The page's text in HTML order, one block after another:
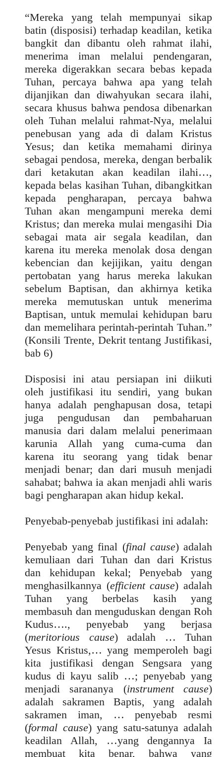
“Mereka yang telah mempunyai sikap
batin (disposisi) terhadap keadilan, ketika
bangkit dan dibantu oleh rahmat ilahi,
menerima iman melalui pendengaran,
mereka digerakkan secara bebas kepada
Tuhan, percaya bahwa apa yang telah
dijanjikan dan diwahyukan secara ilahi,
secara khusus bahwa pendosa dibenarkan
oleh Tuhan melalui rahmat-Nya, melalui
penebusan yang ada di dalam Kristus
Yesus; dan ketika memahami dirinya
sebagai pendosa, mereka, dengan berbalik
dari ketakutan akan keadilan ilahi…,
kepada belas kasihan Tuhan, dibangkitkan
kepada pengharapan, percaya bahwa
Tuhan akan mengampuni mereka demi
Kristus; dan mereka mulai mengasihi Dia
sebagai mata air segala keadilan, dan
karena itu mereka menolak dosa dengan
kebencian dan kejijikan, yaitu dengan
pertobatan yang harus mereka lakukan
sebelum Baptisan, dan akhirnya ketika
mereka memutuskan untuk menerima
Baptisan, untuk memulai kehidupan baru
dan memelihara perintah-perintah Tuhan.”
(Konsili Trente, Dekrit tentang Justifikasi,
bab 6)
Disposisi ini atau persiapan ini diikuti
oleh justifikasi itu sendiri, yang bukan
hanya adalah penghapusan dosa, tetapi
juga pengudusan dan pembaharuan
manusia dari dalam melalui penerimaan
karunia Allah yang cuma-cuma dan
karena itu seorang yang tidak benar
menjadi benar; dan dari musuh menjadi
sahabat; bahwa ia akan menjadi ahli waris
bagi pengharapan akan hidup kekal.
Penyebab-penyebab justifikasi ini adalah:
Penyebab yang final (final cause) adalah
kemuliaan dari Tuhan dan dari Kristus
dan kehidupan kekal; Penyebab yang
menghasilkannya (efficient cause) adalah
Tuhan yang berbelas kasih yang
membasuh dan menguduskan dengan Roh
Kudus…., penyebab yang berjasa
(meritorious cause) adalah … Tuhan
Yesus Kristus,… yang memperoleh bagi
kita justifikasi dengan Sengsara yang
kudus di kayu salib …; penyebab yang
menjadi sarananya (instrument cause)
adalah sakramen Baptis, yang adalah
sakramen iman, … penyebab resmi
(formal cause) yang satu-satunya adalah
keadilan Allah, …yang dengannya Ia
membuat kita benar, bahwa yang